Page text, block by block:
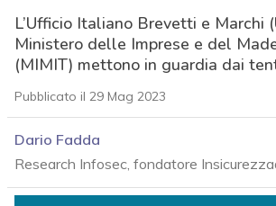
L’Ufficio Italiano Brevetti e Marchi
Ministero delle Imprese e del
(MIMIT) mettono in guardia dai
Pubblicato il 29 Mag 2023
Dario Fadda
Research Infosec, fondatore